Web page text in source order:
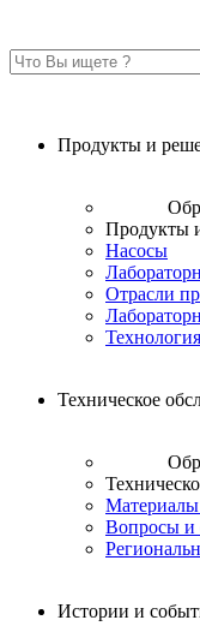
Продукты и
Продукты
Насосы
Отрасли
Технология
Техническое
Материалы
Вопросы и
Истории и